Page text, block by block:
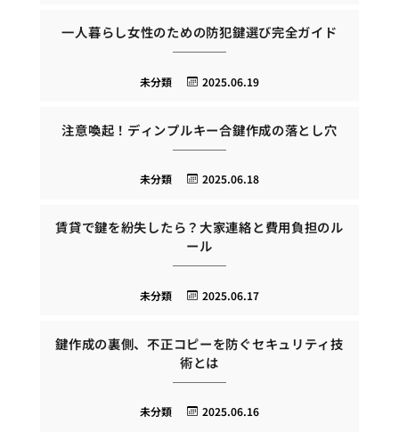
一人暮らし女性のための防犯鍵選び完全ガイド
2025.06.19
未分類
注意喚起！ディンプルキー合鍵作成の落とし穴
2025.06.18
未分類
賃貸で鍵を紛失したら？大家連絡と費用負担のル
ール
2025.06.17
未分類
鍵作成の裏側、不正コピーを防ぐセキュリティ技
術とは
2025.06.16
未分類